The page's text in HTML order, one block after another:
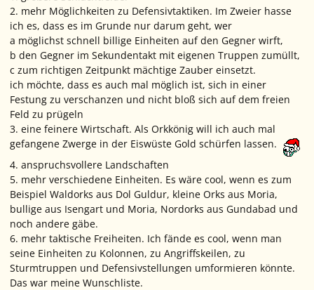
2. mehr Möglichkeiten zu Defensivtaktiken. Im Zweier hasse
ich es, dass es im Grunde nur darum geht, wer
a möglichst schnell billige Einheiten auf den Gegner wirft,
b den Gegner im Sekundentakt mit eigenen Truppen zumüllt,
c zum richtigen Zeitpunkt mächtige Zauber einsetzt.
ich möchte, dass es auch mal möglich ist, sich in einer
Festung zu verschanzen und nicht bloß sich auf dem freien
Feld zu prügeln
3. eine feinere Wirtschaft. Als Orkkönig will ich auch mal
gefangene Zwerge in der Eiswüste Gold schürfen lassen.
4. anspruchsvollere Landschaften
5. mehr verschiedene Einheiten. Es wäre cool, wenn es zum
Beispiel Waldorks aus Dol Guldur, kleine Orks aus Moria,
bullige aus Isengart und Moria, Nordorks aus Gundabad und
noch andere gäbe.
6. mehr taktische Freiheiten. Ich fände es cool, wenn man
seine Einheiten zu Kolonnen, zu Angriffskeilen, zu
Sturmtruppen und Defensivstellungen umformieren könnte.
Das war meine Wunschliste.